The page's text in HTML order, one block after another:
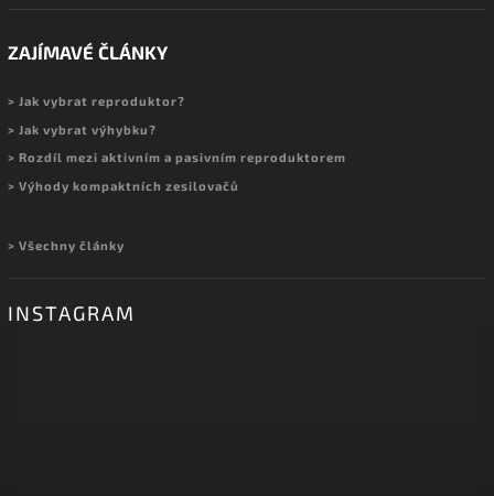
ZAJÍMAVÉ ČLÁNKY
> Jak vybrat reproduktor?
> Jak vybrat výhybku?
> Rozdíl mezi aktivním a pasivním reproduktorem
> Výhody kompaktních zesilovačů
> Všechny články
INSTAGRAM